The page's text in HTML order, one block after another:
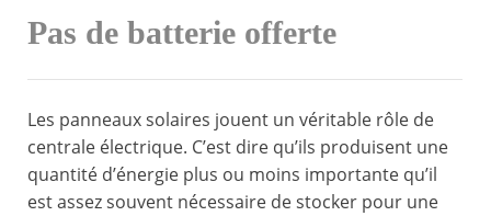
Pas de batterie offerte
Les panneaux solaires jouent un véritable rôle de
centrale électrique. C’est dire qu’ils produisent une
quantité d’énergie plus ou moins importante qu’il
est assez souvent nécessaire de stocker pour une